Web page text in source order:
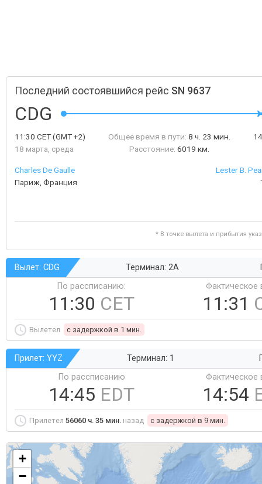
Последний состоявшийся рейс SN 9637
CDG
11:30 CET(GMT +2)
18 марта, среда
Общее время в пути: 8 ч. 23 мин.
Расстояние: 6019 км.
Charles De Gaulle
Париж, Франция
Lester B.
* В точке вылета и прибытия
Вылет: CDG Терминал: 2A
По рассписанию:
11:30 CET
Фактическое
11:31
Вылетел c задержкой в 1 мин.
Прилет: YYZ Терминал: 1
По рассписанию
14:45 EDT
Фактическое
14:54
Прилетел 56060 ч. 35 мин. назад c задержкой в 9 мин.
+
−